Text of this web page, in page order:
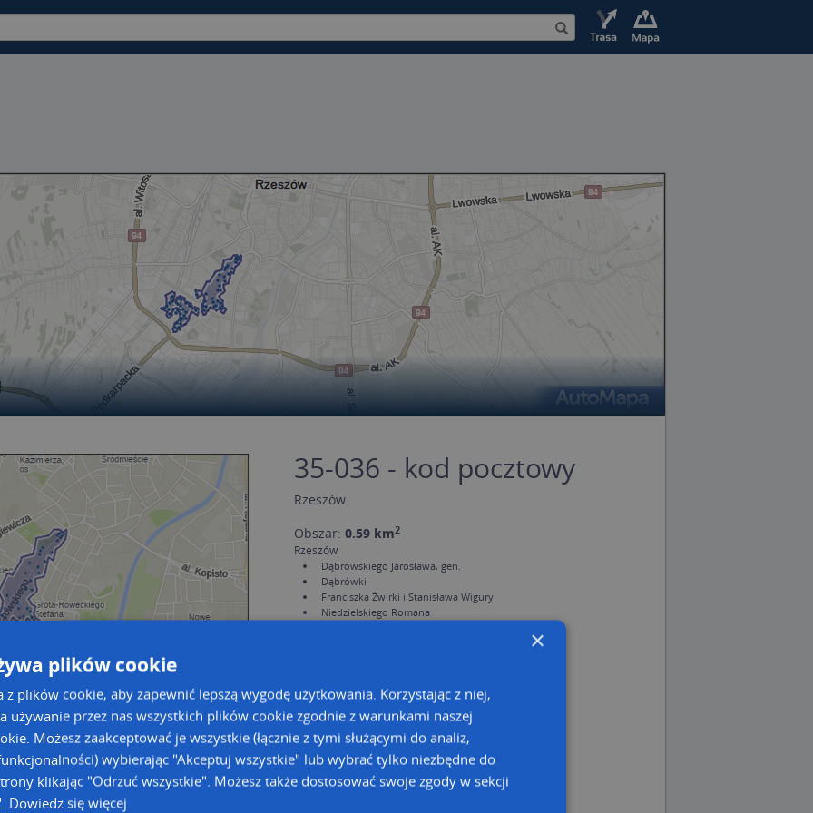
mapę
mapę
bazy danych adresowych
35-036 - kod pocztowy
Rzeszów.
Obszar: 0.59 km2
Rzeszów
Dąbrowskiego Jarosława, gen.
Dąbrówki
Franciszka Żwirki i Stanisława Wigury
Niedzielskiego Romana
×
plików cookie
z plików cookie, aby zapewnić lepszą wygodę użytkowania. Korzystając z niej,
używanie przez nas wszystkich plików cookie zgodnie z warunkami naszej
Możesz zaakceptować je wszystkie (łącznie z tymi służącymi do analiz,
wybierając "Akceptuj wszystkie" lub wybrać tylko niezbędne do
klikając "Odrzuć wszystkie". Możesz także dostosować swoje zgody w sekcji
Dowiedz się więcej